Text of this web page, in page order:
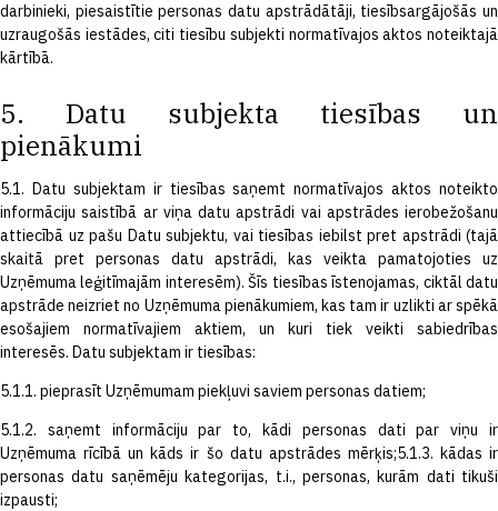
darbinieki, piesaistītie personas datu apstrādātāji, tiesībsargājošās un
uzraugošās iestādes, citi tiesību subjekti normatīvajos aktos noteiktajā
kārtībā.
5. Datu subjekta tiesības un
pienākumi
5.1. Datu subjektam ir tiesības saņemt normatīvajos aktos noteikto
informāciju saistībā ar viņa datu apstrādi vai apstrādes ierobežošanu
attiecībā uz pašu Datu subjektu, vai tiesības iebilst pret apstrādi (tajā
skaitā pret personas datu apstrādi, kas veikta pamatojoties uz
Uzņēmuma leģitīmajām interesēm). Šīs tiesības īstenojamas, ciktāl datu
apstrāde neizriet no Uzņēmuma pienākumiem, kas tam ir uzlikti ar spēkā
esošajiem normatīvajiem aktiem, un kuri tiek veikti sabiedrības
interesēs. Datu subjektam ir tiesības:
5.1.1. pieprasīt Uzņēmumam piekļuvi saviem personas datiem;
5.1.2. saņemt informāciju par to, kādi personas dati par viņu ir
Uzņēmuma rīcībā un kāds ir šo datu apstrādes mērķis;5.1.3. kādas ir
personas datu saņēmēju kategorijas, t.i., personas, kurām dati tikuši
izpausti;